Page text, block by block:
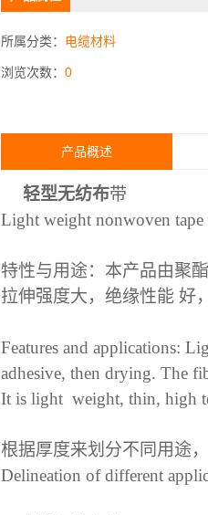
所属分类： 电缆材料
浏览次数：0
产品概述
轻型无纺布带
Light weight nonwoven tape
特性与用途：本产品由聚
拉伸强度大，绝缘性能 好
Features and applications:
adhesive, then drying. The
It is light weight, thin, high
根据厚度来划分不同用途，
Delineation of different